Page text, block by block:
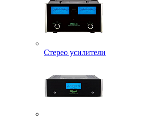
Стерео усилители